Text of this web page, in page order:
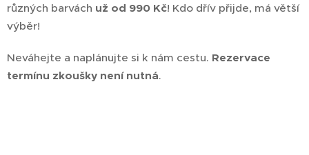
různých barvách už od 990 Kč! Kdo dřív přijde, má větší
výběr!
Neváhejte a naplánujte si k nám cestu. Rezervace
termínu zkoušky není nutná.